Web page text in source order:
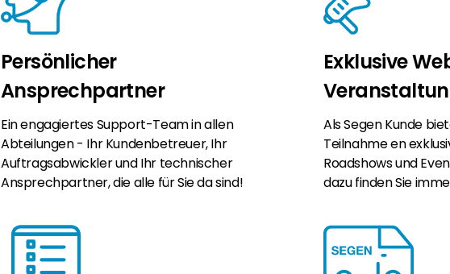
Persönlicher
Ansprechpartner
Ein engagiertes Support-Team in allen
Abteilungen - Ihr Kundenbetreuer, Ihr
Auftragsabwickler und Ihr technischer
Ansprechpartner, die alle für Sie da sind!
Exklusive
Als Segen Kunde
Teilnahme en
Roadshows und
dazu finden Sie